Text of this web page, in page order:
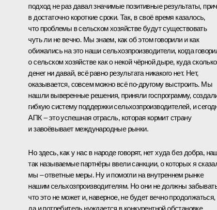
подход не раз давал значимые позитивные результаты,
в достаточно короткие сроки. Так, в своё время казалось,
что проблемы в сельском хозяйстве будут существовать
чуть ли не вечно. Мы знаем, как об этом говорили и как
обижались на это наши сельхозпроизводители, когда
о сельском хозяйстве как о некой чёрной дыре, куда сколько
денег ни давай, всё равно результата никакого нет. Нет,
оказывается, совсем можно всё по‑другому выстроить. Мы
нашли выверенные решения, приняли госпрограмму,
гибкую систему поддержки сельхозпроизводителей, и
АПК – это успешная отрасль, которая кормит страну
и завоёвывает международные рынки.
Но здесь, как у нас в народе говорят, нет худа без добра,
так называемые партнёры ввели санкции, о которых я
мы – ответные меры. Ну и помогли на внутреннем рынке
нашим сельхозпроизводителям. Но они не должны
что это не может и, наверное, не будет вечно продолжаться,
да и потребитель нуждается в конкурентной обстановке